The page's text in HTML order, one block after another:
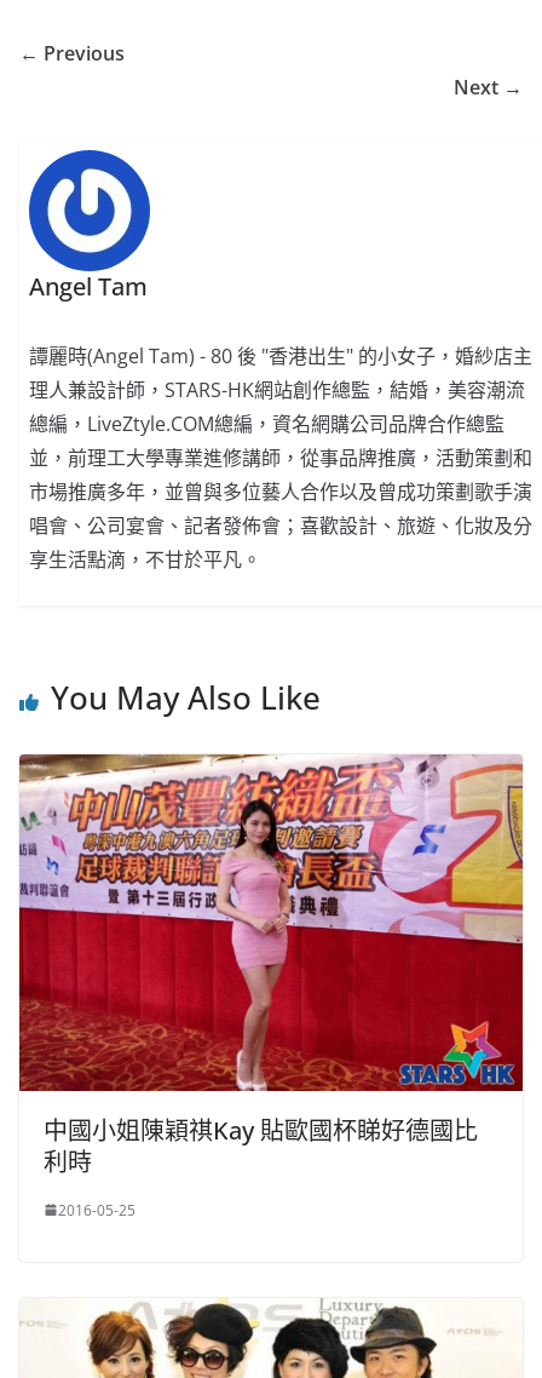
← Previous
Next →
Angel Tam
譚麗時(Angel Tam) - 80 後 "香港出生" 的小女子，婚紗店主
理人兼設計師，STARS-HK網站創作總監，結婚，美容潮流
總編，LiveZtyle.COM總編，資名網購公司品牌合作總監
並，前理工大學專業進修講師，從事品牌推廣，活動策劃和
市場推廣多年，並曾與多位藝人合作以及曾成功策劃歌手演
唱會、公司宴會、記者發佈會；喜歡設計、旅遊、化妝及分
享生活點滴，不甘於平凡。
You May Also Like
中國小姐陳穎祺Kay 貼歐國杯睇好德國比
利時
2016-05-25